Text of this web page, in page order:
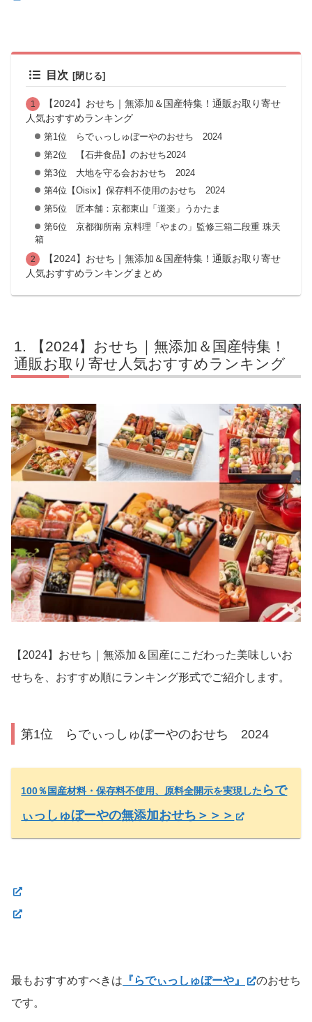
目次
【2024】おせち｜無添加＆国産特集！通販お取り寄せ
人気おすすめランキング
第1位 らでぃっしゅぼーやのおせち 2024
第2位 【石井食品】のおせち2024
第3位 大地を守る会おおせち 2024
第4位【Oisix】保存料不使用のおせち 2024
第5位 匠本舗：京都東山「道楽」うかたま
第6位 京都御所南 京料理「やまの」監修三箱二段重 珠天
箱
【2024】おせち｜無添加＆国産特集！通販お取り寄せ
人気おすすめランキングまとめ
【2024】おせち｜無添加＆国産特集！
通販お取り寄せ人気おすすめランキング
【2024】おせち｜無添加＆国産にこだわった美味しいお
せちを、おすすめ順にランキング形式でご紹介します。
第1位 らでぃっしゅぼーやのおせち 2024
100％国産材料・保存料不使用、原料全開示を実現した らで
ぃっしゅぼーやの無添加おせち＞＞＞
最もおすすめすべきは 『らでぃっしゅぼーや』
のおせち
です。